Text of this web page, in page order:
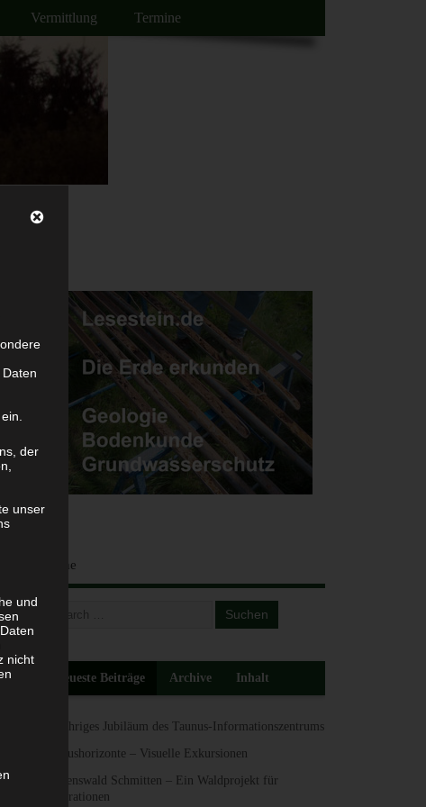
Vermittlung Termine
Suche
Neueste Beiträge Archive Inhalt
10-jähriges Jubiläum des Taunus-Informationszentrums
Taunushorizonte – Visuelle Exkursionen
Herzenswald Schmitten – Ein Waldprojekt für
Generationen
der
unser
und
nicht